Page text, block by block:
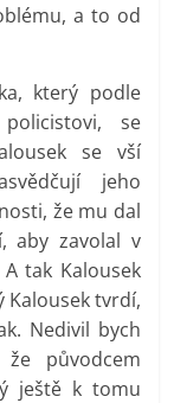
a to od
který podle
se
se vší
jeho
že mu dal
aby zavolal v
tak Kalousek
Kalousek tvrdí,
Nedivil bych
původcem
ještě k tomu